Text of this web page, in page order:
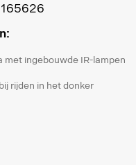
ingebouwde IR-lampen
rijden in het donker